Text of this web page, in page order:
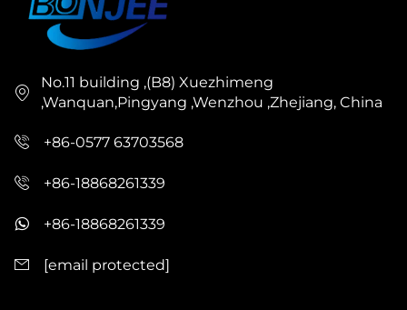
No.11 building ,(B8) Xuezhimeng
,Wanquan,Pingyang ,Wenzhou ,Zhejiang, China
+86-0577 63703568
+86-18868261339
+86-18868261339
[email protected]